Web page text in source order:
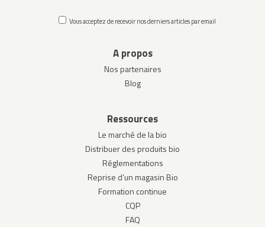
Vous acceptez de recevoir nos derniers articles par email
A propos
Nos partenaires
Blog
Ressources
Le marché de la bio
Distribuer des produits bio
Réglementations
Reprise d’un magasin Bio
Formation continue
CQP
FAQ